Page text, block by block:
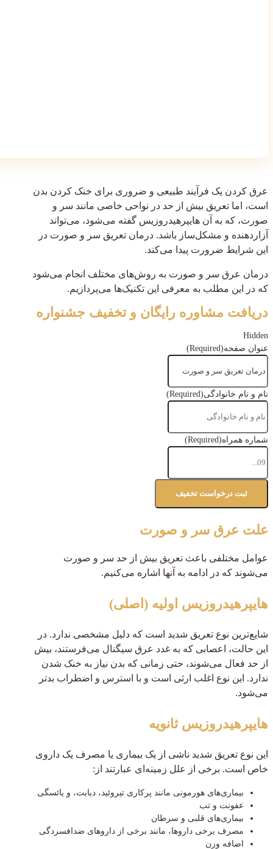
عرق کردن یک فرآیند طبیعی و ضروری برای خنک کردن بدن
است، اما تعریق بیش از حد در نواحی خاصی مانند سر و
صورت، که به آن هایپرهیدروزیس گفته می‌شود، می‌تواند
آزاردهنده و مشکل‌ساز باشد. درمان تعریق سر و صورت در
این شرایط ضرورت پیدا می‌کند.
درمان عرق سر و صورت به روش‌های مختلف انجام می‌شود
که در این مطلب به معرفی این تکنیک‌ها می‌پردازیم.
دریافت مشاوره رایگان و تخفیف جشنواره
Hidden
عنوان صفحه(Required)
نام و نام خانوادگی(Required)
شماره همراه(Required)
علت عرق سر و صورت
عوامل مختلفی باعث تعریق بیش از حد سر و صورت
می‌شوند که در ادامه به آنها اشاره می‌کنیم.
هایپرهیدروزیس اولیه (اصلی)
شایع‌ترین نوع تعریق شدید است که دلیل مشخصی ندارد. در
این حالت، اعصابی که به غدد عرق سیگنال می‌فرستند، بیش
از حد فعال می‌شوند، حتی زمانی که بدن نیاز به خنک شدن
ندارد. این نوع اغلب ارثی است و با استرس و اضطراب بدتر
می‌شود.
هایپرهیدروزیس ثانویه
این نوع تعریق شدید ناشی از یک بیماری یا مصرف یک داروی
خاص است. برخی از علل زمینه‌ای عبارتند از:
بیماری‌های هورمونی مانند پرکاری تیروئید، دیابت، و یائسگی
عفونت و تب
بیماری‌های قلبی و سرطان
مصرف برخی داروها، مانند برخی از داروهای ضدافسردگی
اضافه وزن